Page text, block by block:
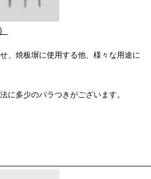
、焼板塀に使用する他、様々な用途に
に多少のバラつきがございます。